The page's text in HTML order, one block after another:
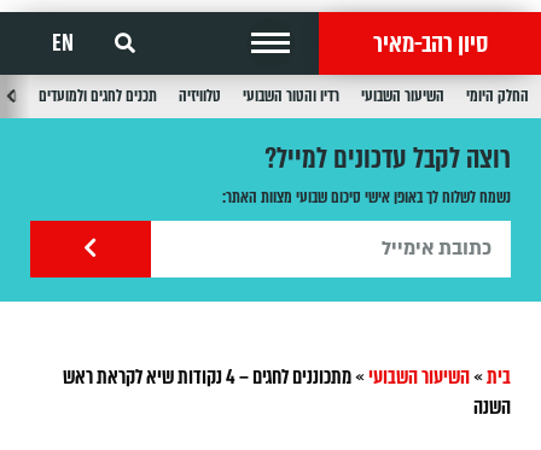
סיון רהב-מאיר EN
החלק היומי השיעור השבועי רדיו והטור השבועי טלוויזיה תכנים לחגים ולמועדים
רוצה לקבל עדכונים למייל?
נשמח לשלוח לך באופן אישי סיכום שבועי מצוות האתר:
בית»השיעור השבועי»
מתכוננים לחגים – 4 נקודות שיא לקראת ראש
השנה